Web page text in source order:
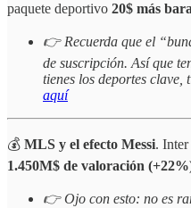
paquete deportivo 20$ más
👉 Recuerda que el
de suscripción. Así que
tienes los deportes clave,
aquí
💰 MLS y el efecto Messi.
1.450M$ de valoración
👉 Ojo con esto: no es